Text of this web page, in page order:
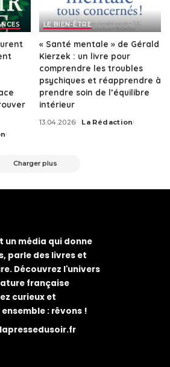
LE BIEN-ÊTRE
« Santé mentale » de Gérald
Kierzek : un livre pour
comprendre les troubles
psychiques et réapprendre à
prendre soin de l’équilibre
intérieur
13.04.2026
Posted
La Rédaction
Charger plus
un média qui donne
parle des livres et
Découvrez l'univers
française
curieux et
: rêvons !